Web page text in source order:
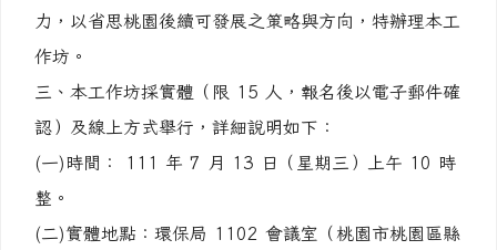
力，以省思桃園後續可發展之策略與方向，特辦理本工
作坊。
三、本工作坊採實體（限 15 人，報名後以電子郵件確
認）及線上方式舉行，詳細說明如下：
(一)時間： 111 年 7 月 13 日（星期三）上午 10 時
整。
(二)實體地點：環保局 1102 會議室（桃園市桃園區縣